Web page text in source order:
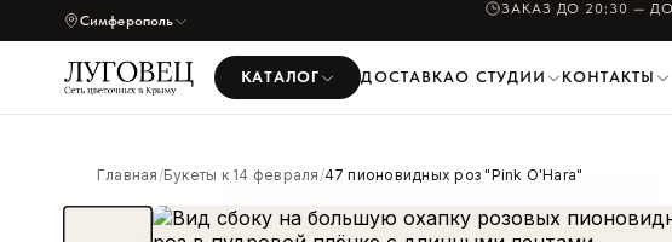
Симферополь
ЗАКАЗ ДО 20:30 —
КАТАЛОГ ДОСТАВКАО СТУДИИ КОНТАКТЫ
Главная/Букеты к 14 февраля/47 пионовидных роз "Pink O'Hara"